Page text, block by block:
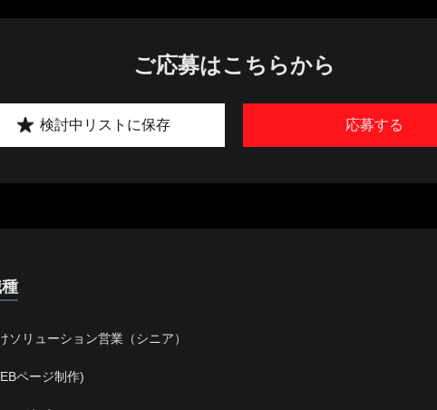
ご応募はこちらから
応募する
検討中リストに保存
ソリューション営業（シニア）
ページ制作)